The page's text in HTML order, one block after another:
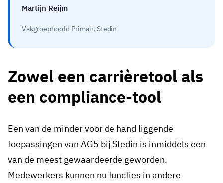
Martijn Reijm
Vakgroephoofd Primair, Stedin
Zowel een carrièretool als
een compliance-tool
Een van de minder voor de hand liggende
toepassingen van AG5 bij Stedin is inmiddels een
van de meest gewaardeerde geworden.
Medewerkers kunnen nu functies in andere